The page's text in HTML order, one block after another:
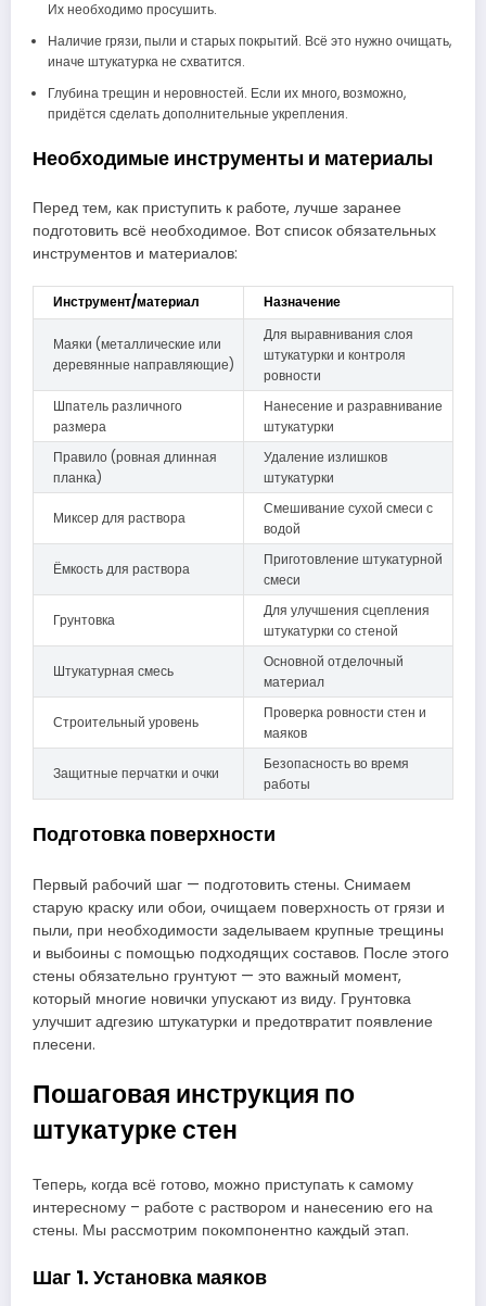
Их необходимо просушить.
Наличие грязи, пыли и старых покрытий. Всё это нужно очищать,
иначе штукатурка не схватится.
Глубина трещин и неровностей. Если их много, возможно,
придётся сделать дополнительные укрепления.
Необходимые инструменты и материалы
Перед тем, как приступить к работе, лучше заранее
подготовить всё необходимое. Вот список обязательных
инструментов и материалов:
Инструмент/материал Назначение
Маяки (металлические или
деревянные направляющие)
Для выравнивания слоя
штукатурки и контроля
ровности
Шпатель различного
размера
Нанесение и разравнивание
штукатурки
Правило (ровная длинная
планка)
Удаление излишков
штукатурки
Миксер для раствора
Смешивание сухой смеси с
водой
Ёмкость для раствора
Приготовление штукатурной
смеси
Грунтовка
Для улучшения сцепления
штукатурки со стеной
Штукатурная смесь
Основной отделочный
материал
Строительный уровень
Проверка ровности стен и
маяков
Защитные перчатки и очки
Безопасность во время
работы
Подготовка поверхности
Первый рабочий шаг — подготовить стены. Снимаем
старую краску или обои, очищаем поверхность от грязи и
пыли, при необходимости заделываем крупные трещины
и выбоины с помощью подходящих составов. После этого
стены обязательно грунтуют — это важный момент,
который многие новички упускают из виду. Грунтовка
улучшит адгезию штукатурки и предотвратит появление
плесени.
Пошаговая инструкция по
штукатурке стен
Теперь, когда всё готово, можно приступать к самому
интересному – работе с раствором и нанесению его на
стены. Мы рассмотрим покомпонентно каждый этап.
Шаг 1. Установка маяков